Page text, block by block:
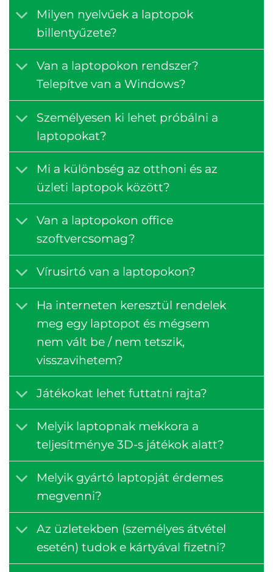
Milyen nyelvűek a laptopok
billentyűzete?
Van a laptopokon rendszer?
Telepítve van a Windows?
Személyesen ki lehet próbálni a
laptopokat?
Mi a különbség az otthoni és az
üzleti laptopok között?
Van a laptopokon office
szoftvercsomag?
Vírusirtó van a laptopokon?
Ha interneten keresztül rendelek
meg egy laptopot és mégsem
nem vált be / nem tetszik,
visszavihetem?
Játékokat lehet futtatni rajta?
Melyik laptopnak mekkora a
teljesítménye 3D-s játékok alatt?
Melyik gyártó laptopját érdemes
megvenni?
Az üzletekben (személyes átvétel
esetén) tudok e kártyával fizetni?